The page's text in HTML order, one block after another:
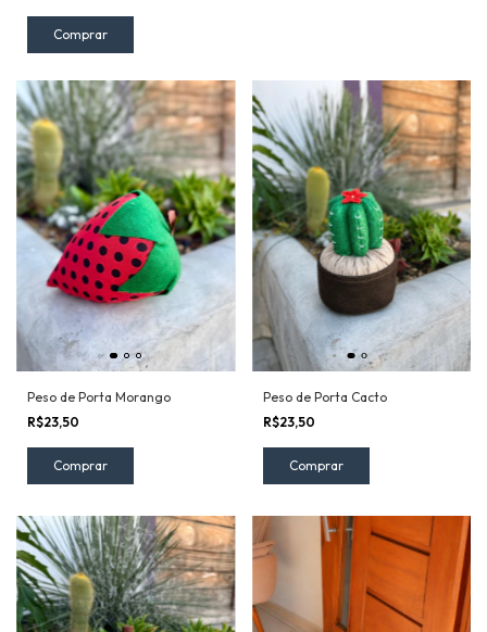
Comprar
Peso de Porta Morango
R$23,50
Peso de Porta Cacto
R$23,50